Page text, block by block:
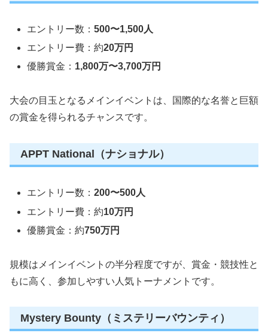
エントリー数：500〜1,500人
エントリー費：約20万円
優勝賞金： 1,800万〜3,700万円
大会の目玉となるメインイベントは、国際的な名誉と巨額
の賞金を得られるチャンスです。
APPT National（ナショナル）
エントリー数：200〜500人
エントリー費：約10万円
優勝賞金：約750万円
規模はメインイベントの半分程度ですが、賞金・競技性と
もに高く、参加しやすい人気トーナメントです。
Mystery Bounty（ミステリーバウンティ）